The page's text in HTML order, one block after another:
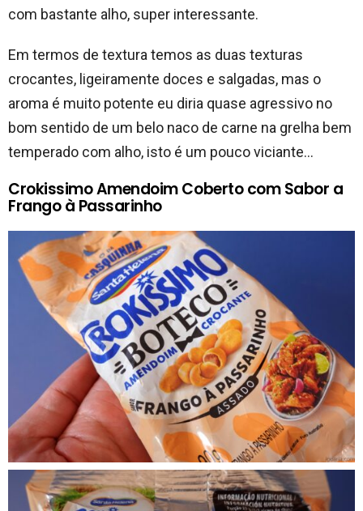
com bastante alho, super interessante.
Em termos de textura temos as duas texturas
crocantes, ligeiramente doces e salgadas, mas o
aroma é muito potente eu diria quase agressivo no
bom sentido de um belo naco de carne na grelha bem
temperado com alho, isto é um pouco viciante…
Crokissimo Amendoim Coberto com Sabor a
Frango à Passarinho